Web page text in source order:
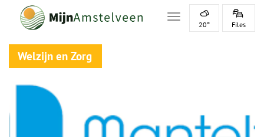
Toggle navigation
20° Files
Welzijn en Zorg